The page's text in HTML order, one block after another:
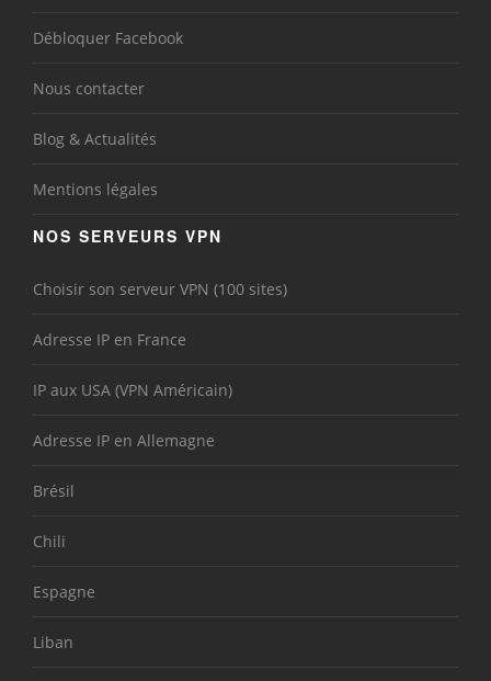
Débloquer Facebook
Nous contacter
Blog & Actualités
Mentions légales
NOS SERVEURS VPN
Choisir son serveur VPN (100 sites)
Adresse IP en France
IP aux USA (VPN Américain)
Adresse IP en Allemagne
Brésil
Chili
Espagne
Liban